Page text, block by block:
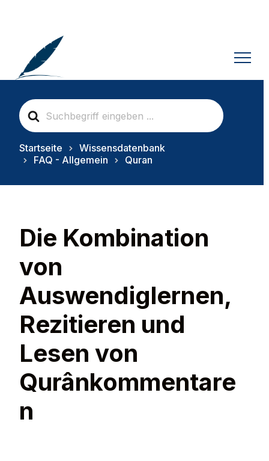
S
e
a
c
o
Startseite
Wissensdatenbank
FAQ - Allgemein
Quran
Die Kombination
von
Auswendiglernen,
Rezitieren und
Lesen von
Qurânkommentare
n